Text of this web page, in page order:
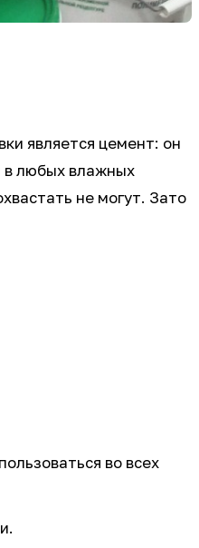
является цемент: он
в любых влажных
не могут. Зато
во всех